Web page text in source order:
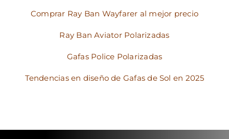
Comprar Ray Ban Wayfarer al mejor precio
Ray Ban Aviator Polarizadas
Gafas Police Polarizadas
Tendencias en diseño de Gafas de Sol en 2025